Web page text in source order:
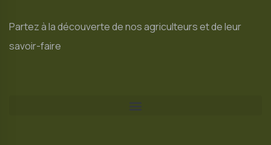
Partez à la découverte de nos agriculteurs et de leur
savoir-faire